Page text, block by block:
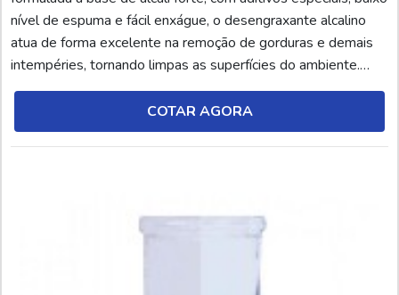
nível de espuma e fácil enxágue, o desengraxante alcalino
atua de forma excelente na remoção de gorduras e demais
intempéries, tornando limpas as superfícies do ambiente.
Neste caso, cabe salientar que a solução pode ser utilizada a
frio ou a quente, por circulação, tamboreamento, eletrolítica
ou spray. INFORMAÇÕES SOBRE...
COTAR AGORA